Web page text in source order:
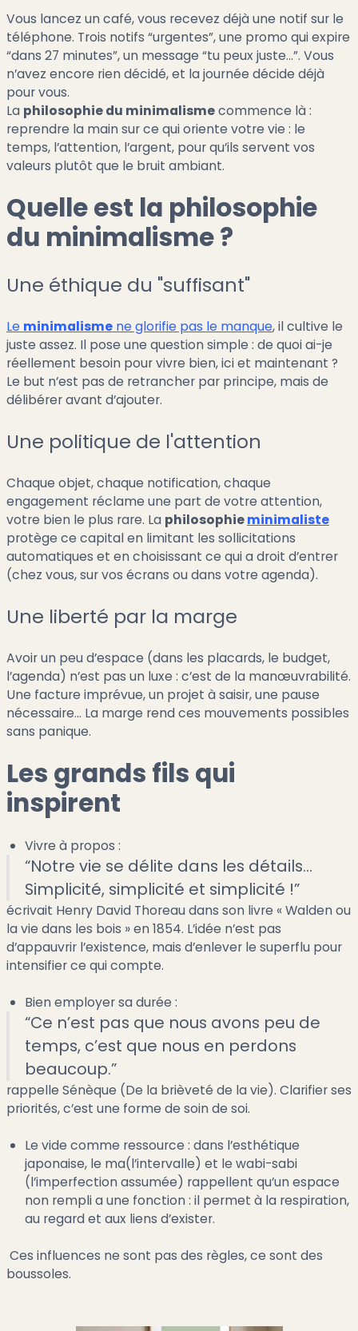
Vous lancez un café, vous recevez déjà une notif sur le
téléphone. Trois notifs “urgentes”, une promo qui expire
“dans 27 minutes”, un message “tu peux juste…”. Vous
n’avez encore rien décidé, et la journée décide déjà
pour vous.
La philosophie du minimalismecommence là :
reprendre la main sur ce qui oriente votre vie : le
temps, l’attention, l’argent, pour qu’ils servent vos
valeurs plutôt que le bruit ambiant.
Quelle est la philosophie
du minimalisme ?
Une éthique du "suffisant"
Le minimalismene glorifie pas le manque, il cultive le
juste assez. Il pose une question simple : de quoi ai-je
réellement besoin pour vivre bien, ici et maintenant ?
Le but n’est pas de retrancher par principe, mais de
délibérer avant d’ajouter.
Une politique de l'attention
Chaque objet, chaque notification, chaque
engagement réclame une part de votre attention,
votre bien le plus rare. La philosophieminimaliste
protège ce capital en limitant les sollicitations
automatiques et en choisissant ce qui a droit d’entrer
(chez vous, sur vos écrans ou dans votre agenda).
Une liberté par la marge
Avoir un peu d’espace (dans les placards, le budget,
l’agenda) n’est pas un luxe : c’est de la manœuvrabilité.
Une facture imprévue, un projet à saisir, une pause
nécessaire… La marge rend ces mouvements possibles
sans panique.
Les grands fils qui
inspirent
Vivre à propos :
“Notre vie se délite dans les détails…
Simplicité, simplicité et simplicité !”
écrivait Henry David Thoreau dans son livre « Walden ou
la vie dans les bois » en 1854. L’idée n’est pas
d’appauvrir l’existence, mais d’enlever le superflu pour
intensifier ce qui compte.
Bien employer sa durée :
“Ce n’est pas que nous avons peu de
temps, c’est que nous en perdons
beaucoup.”
rappelle Sénèque (De la brièveté de la vie). Clarifier ses
priorités, c’est une forme de soin de soi.
Le vide comme ressource : dans l’esthétique
japonaise, le ma(l’intervalle) et le wabi-sabi
(l’imperfection assumée) rappellent qu’un espace
non rempli a une fonction : il permet à la respiration,
au regard et aux liens d’exister.
Ces influences ne sont pas des règles, ce sont des
boussoles.